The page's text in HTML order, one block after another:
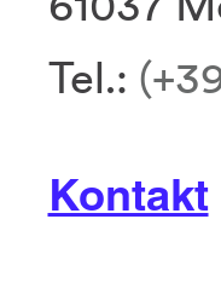
Tel.:
Kontakt